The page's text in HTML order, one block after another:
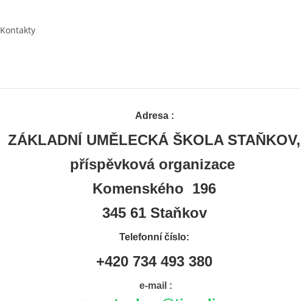
Kontakty
Adresa :
ZÁKLADNÍ UMĚLECKÁ ŠKOLA STAŇKOV,
příspěvková organizace
Komenského 196
345 61 Staňkov
Telefonní číslo:
+420 734 493 380
e-mail :